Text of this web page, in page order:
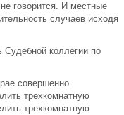
говорится. И местные
случаев исходя
Судебной коллегии по
совершенно
трехкомнатную
трехкомнатную